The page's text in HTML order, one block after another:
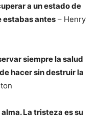
a un estado de
estabas antes – Henry
siempre la salud
hacer sin destruir la
La tristeza es su